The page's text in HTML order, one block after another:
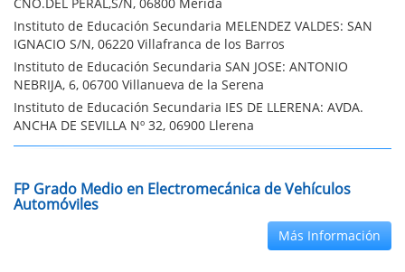
Instituto de Educación Secundaria MELENDEZ VALDES: SAN
IGNACIO S/N, 06220 Villafranca de los Barros
Instituto de Educación Secundaria SAN JOSE: ANTONIO
NEBRIJA, 6, 06700 Villanueva de la Serena
Instituto de Educación Secundaria IES DE LLERENA: AVDA.
ANCHA DE SEVILLA Nº 32, 06900 Llerena
FP Grado Medio en Electromecánica de Vehículos
Automóviles
Más Información